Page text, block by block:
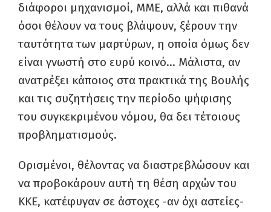
διάφοροι μηχανισμοί, ΜΜΕ, αλλά και πιθανά
όσοι θέλουν να τους βλάψουν, ξέρουν την
ταυτότητα των μαρτύρων, η οποία όμως δεν
είναι γνωστή στο ευρύ κοινό… Μάλιστα, αν
ανατρέξει κάποιος στα πρακτικά της Βουλής
και τις συζητήσεις την περίοδο ψήφισης
του συγκεκριμένου νόμου, θα δει τέτοιους
προβληματισμούς.
Ορισμένοι, θέλοντας να διαστρεβλώσουν και
να προβοκάρουν αυτή τη θέση αρχών του
ΚΚΕ, κατέφυγαν σε άστοχες -αν όχι αστείες-